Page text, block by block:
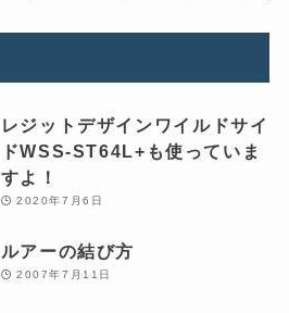
レジットデザインワイルドサイ
ドWSS-ST64L+も使っていま
すよ！
2020年7月6日
ルアーの結び方
2007年7月11日